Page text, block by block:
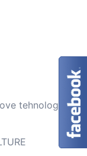
tehnologije